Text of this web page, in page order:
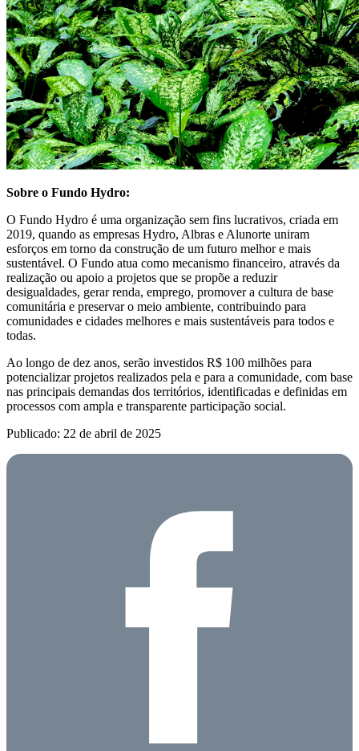
Sobre o Fundo Hydro:
O Fundo Hydro é uma organização sem fins lucrativos, criada em
2019, quando as empresas Hydro, Albras e Alunorte uniram
esforços em torno da construção de um futuro melhor e mais
sustentável. O Fundo atua como mecanismo financeiro, através da
realização ou apoio a projetos que se propõe a reduzir
desigualdades, gerar renda, emprego, promover a cultura de base
comunitária e preservar o meio ambiente, contribuindo para
comunidades e cidades melhores e mais sustentáveis para todos e
todas.
Ao longo de dez anos, serão investidos R$ 100 milhões para
potencializar projetos realizados pela e para a comunidade, com base
nas principais demandas dos territórios, identificadas e definidas em
processos com ampla e transparente participação social.
Publicado: 22 de abril de 2025